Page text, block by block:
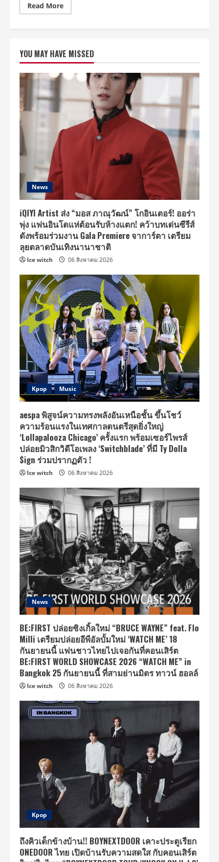
Read MoreRead
more
ภาพยนตร์
เรื่อง
ล่าสุด
“HOMESTAY”
(โฮม
ทริล
แฟนตาซี
ฉาย
YOU MAY HAVE MISSED
News
iQIYI Artist ส่ง “มอส ภาณุวัฒน์” โกอินเตอร์! ออร่า
พุ่ง แฟนอินโดแห่ต้อนรับห้างแตก! คว้าบทเด่นซีรีส์
ดังพร้อมร่วมงาน Gala Premiere จาการ์ตา เตรียม
ลุยตลาดบันเทิงนานาชาติ
Ice witch 06 สิงหาคม 2026
Kpop Music
aespa พิสูจน์ความทรงพลังอันเหนือชั้น ขึ้นโชว์
ความร้อนแรงในเทศกาลดนตรีสุดยิ่งใหญ่
‘Lollapalooza Chicago’ ครั้งแรก พร้อมเซอร์ไพรส์
ปล่อยมิวสิกวิดีโอเพลง ‘Switchblade’ ที่มี Ty Dolla
$ign ร่วมปรากฏตัว !
Ice witch 06 สิงหาคม 2026
News
BE:FIRST ปล่อยซิงเกิ้ลใหม่ “BRUCE WAYNE” feat. Flo
Milli เตรียมปล่อยอีพีอัลบั้มใหม่ ‘WATCH ME’ 18
กันยายนนี้ แฟนชาวไทยไปเจอกันที่คอนเสิร์ต
BE:FIRST WORLD SHOWCASE 2026 “WATCH ME” in
Bangkok 25 กันยายนนี้ ที่สามย่านมิตร ทาวน์ ฮอลล์
Ice witch 06 สิงหาคม 2026
Kpop
ถึงคิวเด็กข้างบ้าน!! BOYNEXTDOOR เคาะประตูเรียก
ONEDOOR ไทย เปิดบ้านรับความสดใส กับคอนเสิร์ต